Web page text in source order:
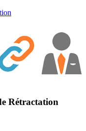
Rétractation